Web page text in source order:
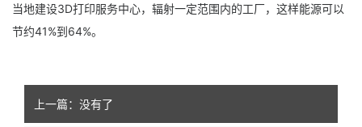
当地建设3D打印服务中心，辐射一定范围内的工厂，这样能源可以
节约41%到64%。
上一篇：没有了